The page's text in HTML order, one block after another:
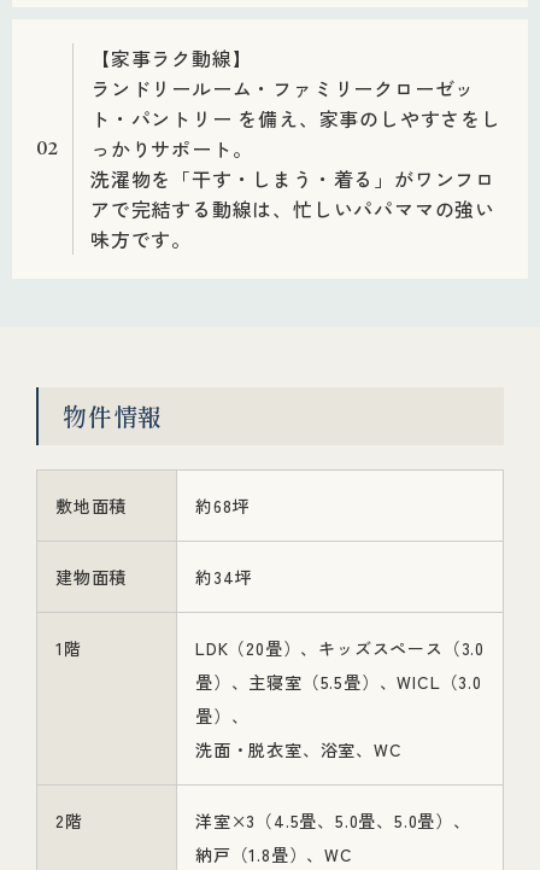
02
【家事ラク動線】
ランドリールーム・ファミリークローゼッ
ト・パントリー を備え、家事のしやすさをし
っかりサポート。
洗濯物を「干す・しまう・着る」がワンフロ
アで完結する動線は、忙しいパパママの強い
味方です。
物件情報
敷地面積 約68坪
建物面積 約34坪
1階
LDK（20畳）、キッズスペース（3.0
畳）、主寝室（5.5畳）、WICL（3.0
畳）、
洗面・脱衣室、浴室、WC
2階
洋室×3（4.5畳、5.0畳、5.0畳）、
納戸（1.8畳）、WC